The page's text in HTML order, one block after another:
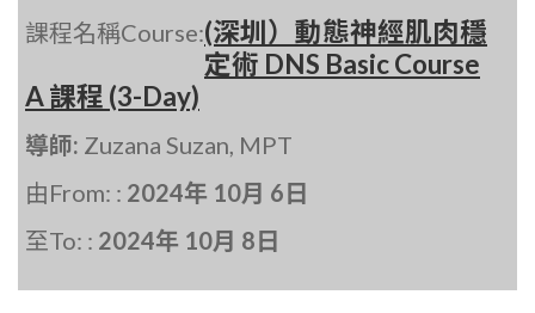
課程名稱Course:(深圳）動態神經肌肉穩
定術 DNS Basic Course
A 課程 (3-Day)
導師: Zuzana Suzan, MPT
由From: : 2024年 10月 6日
至To: : 2024年 10月 8日